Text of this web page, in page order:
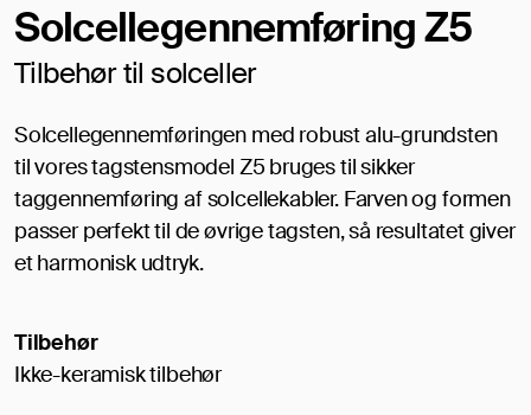
Solcellegennemføring Z5
Tilbehør til solceller
Solcellegennemføringen med robust alu-grundsten
til vores tagstensmodel Z5 bruges til sikker
taggennemføring af solcellekabler. Farven og formen
passer perfekt til de øvrige tagsten, så resultatet giver
et harmonisk udtryk.
Tilbehør
Ikke-keramisk tilbehør